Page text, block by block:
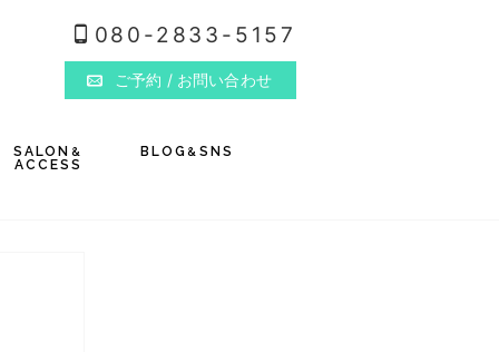
080-2833-5157
ご予約 / お問い合わせ
SALON &
ACCESS
BLOG & SNS